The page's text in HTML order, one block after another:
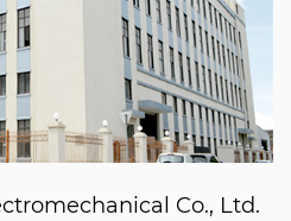
Co., Ltd.